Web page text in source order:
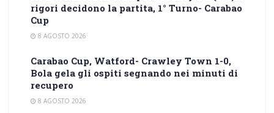
rigori decidono la partita, 1° Turno- Carabao
Cup
8 AGOSTO 2026
Carabao Cup, Watford- Crawley Town 1-0,
Bola gela gli ospiti segnando nei minuti di
recupero
8 AGOSTO 2026